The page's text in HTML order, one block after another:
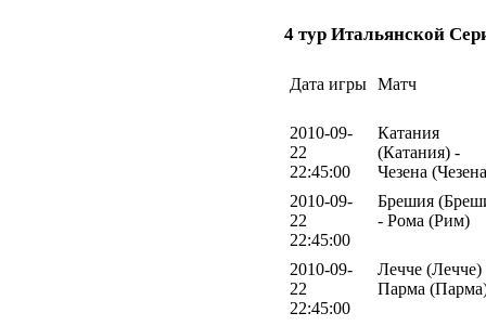
4 тур Итальянской
Дата игры Матч
2010-09-
22
22:45:00
Катания
(Катания) -
Чезена
2010-09-
22
22:45:00
Брешия
- Рома (Рим)
2010-09-
22
22:45:00
Лечче (Лечче)
Парма